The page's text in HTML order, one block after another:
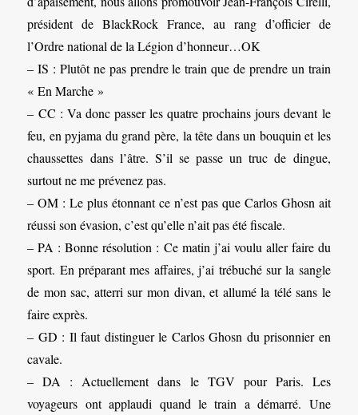
président de BlackRock France, au rang d’officier de
l’Ordre national de la Légion d’honneur…OK
– IS : Plutôt ne pas prendre le train que de prendre un train
« En Marche »
– CC : Va donc passer les quatre prochains jours devant le
feu, en pyjama du grand père, la tête dans un bouquin et les
chaussettes dans l’âtre. S’il se passe un truc de dingue,
surtout ne me prévenez pas.
– OM : Le plus étonnant ce n’est pas que Carlos Ghosn ait
réussi son évasion, c’est qu’elle n’ait pas été fiscale.
– PA : Bonne résolution : Ce matin j’ai voulu aller faire du
sport. En préparant mes affaires, j’ai trébuché sur la sangle
de mon sac, atterri sur mon divan, et allumé la télé sans le
faire exprès.
– GD : Il faut distinguer le Carlos Ghosn du prisonnier en
cavale.
– DA : Actuellement dans le TGV pour Paris. Les
voyageurs ont applaudi quand le train a démarré. Une